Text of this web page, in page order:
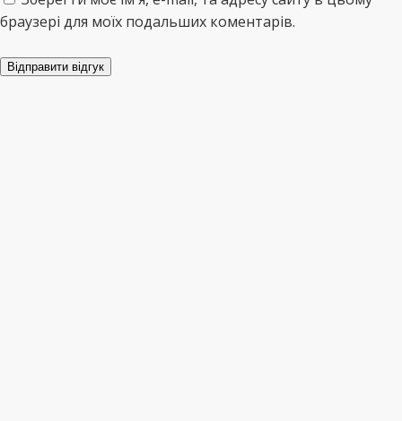
браузері для моїх подальших коментарів.
Відправити відгук